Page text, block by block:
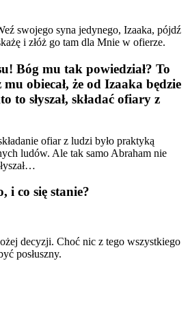
swojego syna jedynego, Izaaka, pójdź
i złóż go tam dla Mnie w ofierze.
Bóg mu tak powiedział? To
obiecał, że od Izaaka będzie
to słyszał, składać ofiary z
ofiar z ludzi było praktyką
ludów. Ale tak samo Abraham nie
i co się stanie?
decyzji. Choć nic z tego wszystkiego
posłuszny.